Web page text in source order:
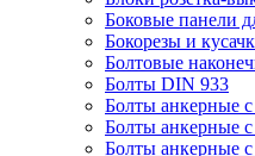
Боковые панели
Бокорезы и
Болтовые
Болты DIN 933
Болты анкерные с
Болты анкерные
Болты анкерные